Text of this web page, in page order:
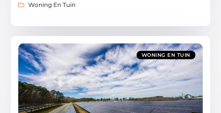
Woning En Tuin
WONING EN TUIN